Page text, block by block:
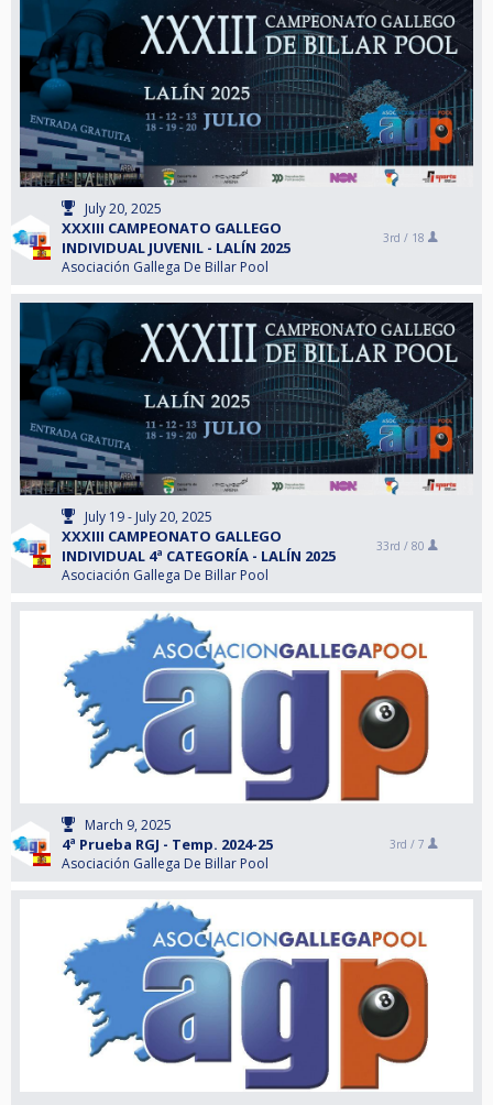
July 20, 2025
XXXIII CAMPEONATO GALLEGO
INDIVIDUAL JUVENIL - LALÍN 2025
Asociación Gallega De Billar Pool
3rd / 18
July 19 - July 20, 2025
XXXIII CAMPEONATO GALLEGO
INDIVIDUAL 4ª CATEGORÍA - LALÍN 2025
Asociación Gallega De Billar Pool
33rd / 80
March 9, 2025
4ª Prueba RGJ - Temp. 2024-25
Asociación Gallega De Billar Pool
3rd / 7